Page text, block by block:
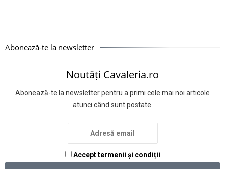
Abonează-te la newsletter
Noutăți Cavaleria.ro
Abonează-te la newsletter pentru a primi cele mai noi articole
atunci când sunt postate.
Accept termenii și condiții